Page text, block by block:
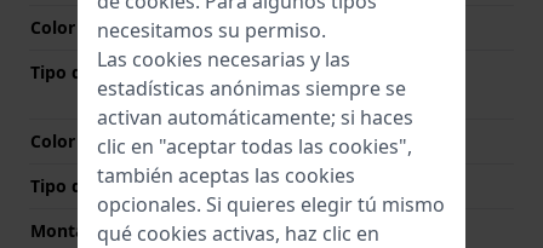
Color de correa
Plateado
Tipo de cierre
Cierre desplegable con
seguridad
Color del cierre
Plateado
Tipo de montaje
Pasadores de resorte
Montaje Recto
No
necesitamos su permiso.
Las cookies necesarias y las
estadísticas anónimas siempre se
activan automáticamente; si haces
clic en "aceptar todas las cookies",
también aceptas las cookies
opcionales. Si quieres elegir tú mismo
qué cookies activas, haz clic en